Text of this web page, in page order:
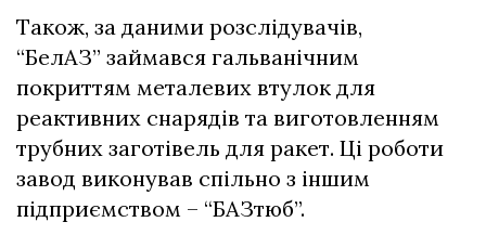
Також, за даними розслідувачів,
“БелАЗ” займався гальванічним
покриттям металевих втулок для
реактивних снарядів та виготовленням
трубних заготівель для ракет. Ці роботи
завод виконував спільно з іншим
підприємством – “БАЗтюб”.